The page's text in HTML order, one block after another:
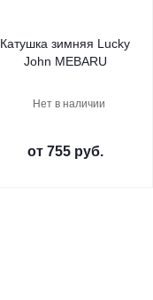
Катушка зимняя Lucky
John MEBARU
Нет в наличии
от 755 руб.